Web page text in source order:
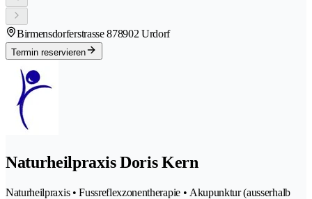
Birmensdorferstrasse 878902 Urdorf
Termin reservieren
Naturheilpraxis Doris Kern
Naturheilpraxis • Fussreflexzonentherapie • Akupunktur (ausserhalb